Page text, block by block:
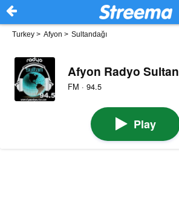
Turkey > Afyon > Sultandağı
Afyon Radyo Sultan
FM · 94.5
Play